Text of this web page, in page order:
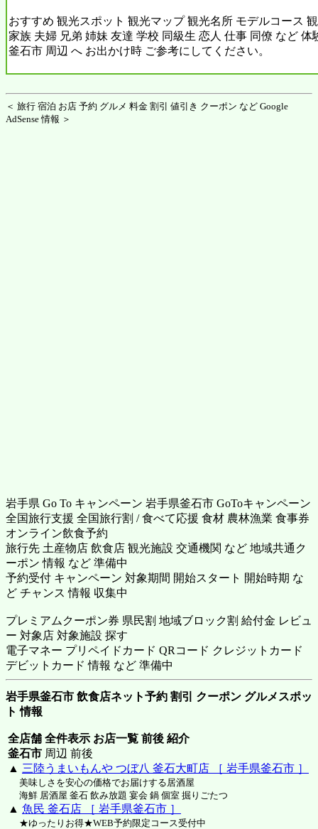
おすすめ 観光スポット 観光マップ 観光名所 モデルコース
家族 夫婦 兄弟 姉妹 友達 学校 同級生 恋人 仕事 同僚 など 体
釜石市 周辺 へ お出かけ時 ご参考にしてください。
＜ 旅行 宿泊 お店 予約 グルメ 料金 割引 値引き クーポン など Google
AdSense 情報 ＞
岩手県 Go To キャンペーン 岩手県釜石市 GoToキャンペーン
全国旅行支援 全国旅行割 / 食べて応援 食材 農林漁業 食事券
オンライン飲食予約
旅行先 土産物店 飲食店 観光施設 交通機関 など 地域共通ク
ーポン 情報 など 準備中
予約受付 キャンペーン 対象期間 開始スタート 開始時期 な
ど チャンス 情報 収集中
プレミアムクーポン券 県民割 地域ブロック割 給付金 レビュ
ー 対象店 対象施設 探す
電子マネー プリペイドカード QRコード クレジットカード
デビットカード 情報 など 準備中
岩手県釜石市 飲食店ネット予約 割引 クーポン グルメスポッ
ト 情報
全店舗 全件表示 お店一覧 前後 紹介
釜石市 周辺 前後
▲ 三陸うまいもんや つぼ八 釜石大町店 ［ 岩手県釜石市 ］
美味しさを安心の価格でお届けする居酒屋
海鮮 居酒屋 釜石 飲み放題 宴会 鍋 個室 掘りごたつ
▲ 魚民 釜石店 ［ 岩手県釜石市 ］
★ゆったりお得★WEB予約限定コース受付中